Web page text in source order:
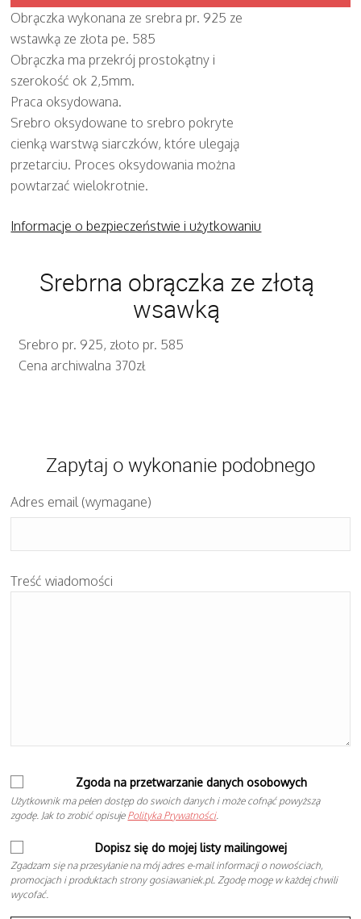
Obrączka wykonana ze srebra pr. 925 ze
wstawką ze złota pe. 585
Obrączka ma przekrój prostokątny i
szerokość ok 2,5mm.
Praca oksydowana.
Srebro oksydowane to srebro pokryte
cienką warstwą siarczków, które ulegają
przetarciu. Proces oksydowania można
powtarzać wielokrotnie.
Informacje o bezpieczeństwie i użytkowaniu
Srebrna obrączka ze złotą
wsawką
Srebro pr. 925, złoto pr. 585
Cena archiwalna 370zł
Zapytaj o wykonanie podobnego
Adres email (wymagane)
Treść wiadomości
Zgoda na przetwarzanie danych osobowych
Użytkownik ma pełen dostęp do swoich danych i może cofnąć powyższą
zgodę. Jak to zrobić opisuje Polityka Prywatności.
Dopisz się do mojej listy mailingowej
Zgadzam się na przesyłanie na mój adres e-mail informacji o nowościach,
promocjach i produktach strony gosiawaniek.pl. Zgodę mogę w każdej chwili
wycofać.